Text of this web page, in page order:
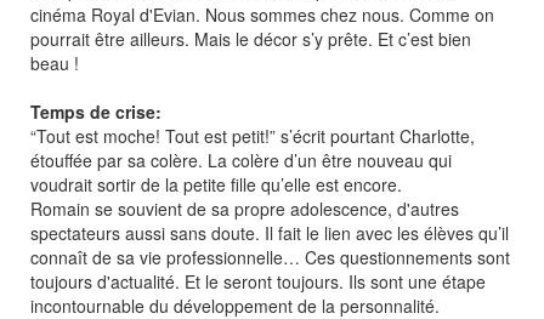
cinéma Royal d'Evian. Nous sommes chez nous. Comme on
pourrait être ailleurs. Mais le décor s’y prête. Et c’est bien
beau !
Temps de crise:
“Tout est moche! Tout est petit!” s’écrit pourtant Charlotte,
étouffée par sa colère. La colère d’un être nouveau qui
voudrait sortir de la petite fille qu’elle est encore.
Romain se souvient de sa propre adolescence, d'autres
spectateurs aussi sans doute. Il fait le lien avec les élèves qu’il
connaît de sa vie professionnelle… Ces questionnements sont
toujours d'actualité. Et le seront toujours. Ils sont une étape
incontournable du développement de la personnalité.